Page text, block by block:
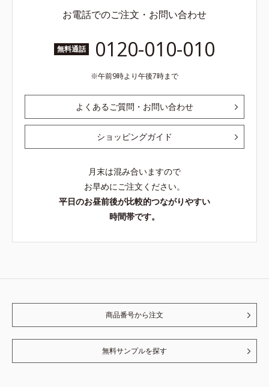
お電話でのご注文・お問い合わせ
無料通話 0120-010-010
午前9時より午後7時まで
よくあるご質問・お問い合わせ
ショッピングガイド
月末は混み合いますので
お早めにご注文ください。
平日のお昼前後が比較的つながりやすい
時間帯です。
商品番号から注文
無料サンプルを探す